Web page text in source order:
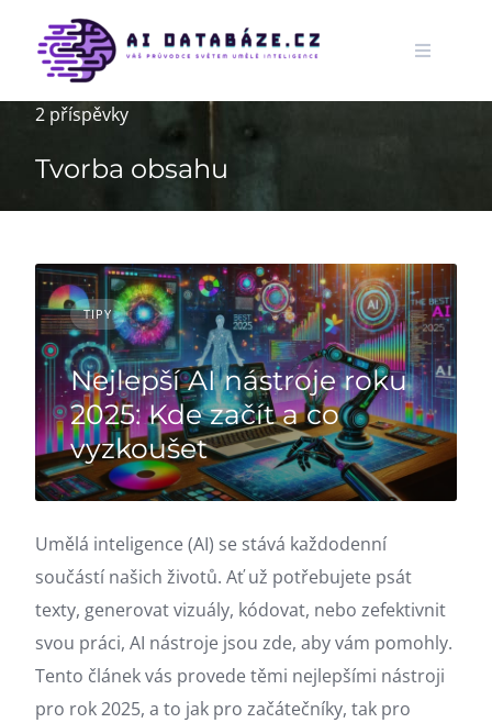
content
2 příspěvky
Tvorba obsahu
TIPY
Nejlepší AI nástroje roku
2025: Kde začít a co
vyzkoušet
Umělá inteligence (AI) se stává každodenní
součástí našich životů. Ať už potřebujete psát
texty, generovat vizuály, kódovat, nebo zefektivnit
svou práci, AI nástroje jsou zde, aby vám pomohly.
Tento článek vás provede těmi nejlepšími nástroji
pro rok 2025, a to jak pro začátečníky, tak pro